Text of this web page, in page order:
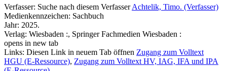
Verfasser: Suche nach diesem Verfasser Achtelik, Timo. (Verfasser)
Medienkennzeichen: Sachbuch
Jahr: 2025.
Verlag: Wiesbaden :, Springer Fachmedien Wiesbaden :
opens in new tab
Links: Diesen Link in neuem Tab öffnen Zugang zum Volltext
HGU (E-Ressource), Zugang zum Volltext HV, IAG, IFA und IPA